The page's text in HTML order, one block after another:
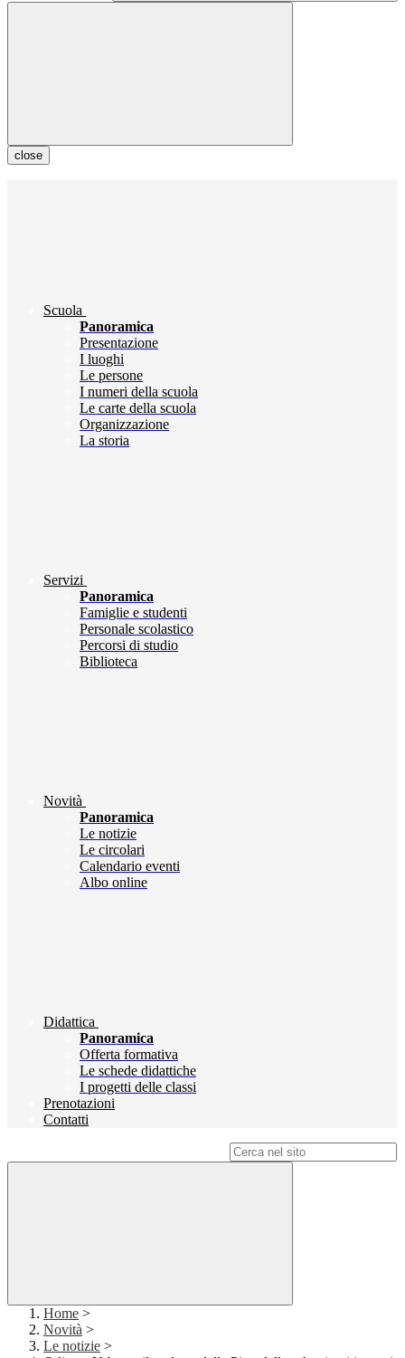
close
Scuola
Panoramica
Presentazione
I luoghi
Le persone
I numeri della scuola
Le carte della scuola
Organizzazione
La storia
Servizi
Panoramica
Famiglie e studenti
Personale scolastico
Percorsi di studio
Biblioteca
Novità
Panoramica
Le notizie
Le circolari
Calendario eventi
Albo online
Didattica
Panoramica
Offerta formativa
Le schede didattiche
I progetti delle classi
Prenotazioni
Contatti
Home >
Novità >
Le notizie >